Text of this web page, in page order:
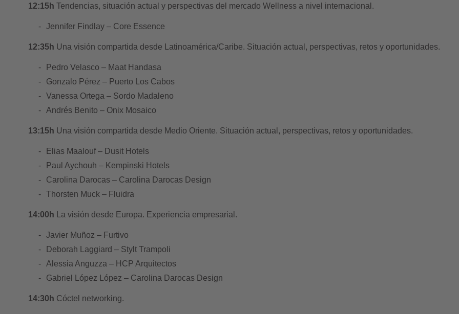
12:15h Tendencias, situación actual y perspectivas del mercado Wellness a nivel internacional.
Jennifer Findlay – Core Essence
12:35h Una visión compartida desde Latinoamérica/Caribe. Situación actual, perspectivas, retos y oportunidades.
Pedro Velasco – Maat Handasa
Gonzalo Pérez – Puerto Los Cabos
Vanessa Ortega – Sordo Madaleno
Andrés Benito – Onix Mosaico
13:15h Una visión compartida desde Medio Oriente. Situación actual, perspectivas, retos y oportunidades.
Elias Maalouf – Dusit Hotels
Paul Aychouh – Kempinski Hotels
Carolina Darocas – Carolina Darocas Design
Thorsten Muck – Fluidra
14:00h La visión desde Europa. Experiencia empresarial.
Javier Muñoz – Furtivo
Deborah Laggiard – Stylt Trampoli
Alessia Anguzza – HCP Arquitectos
Gabriel López López – Carolina Darocas Design
14:30h Cóctel networking.